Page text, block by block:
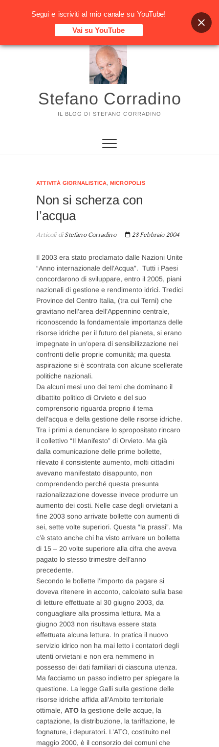
Vai
Stefano Corradino
IL BLOG DI STEFANO CORRADINO
ATTIVITÀ GIORNALISTICA, MICROPOLIS
Non si scherza con
l’acqua
Articoli diStefano Corradino 28 Febbraio 2004
Il 2003 era stato proclamato dalle Nazioni Unite
“Anno internazionale dell’Acqua”. Tutti i Paesi
concordarono di sviluppare, entro il 2005, piani
nazionali di gestione e rendimento idrici. Tredici
Province del Centro Italia, (tra cui Terni) che
gravitano nell’area dell’Appennino centrale,
riconoscendo la fondamentale importanza delle
risorse idriche per il futuro del pianeta, si erano
impegnate in un’opera di sensibilizzazione nei
confronti delle proprie comunità; ma questa
aspirazione si è scontrata con alcune scellerate
politiche nazionali.
Da alcuni mesi uno dei temi che dominano il
dibattito politico di Orvieto e del suo
comprensorio riguarda proprio il tema
dell’acqua e della gestione delle risorse idriche.
Tra i primi a denunciare lo spropositato rincaro
il collettivo “Il Manifesto” di Orvieto. Ma già
dalla comunicazione delle prime bollette,
rilevato il consistente aumento, molti cittadini
avevano manifestato disappunto, non
comprendendo perché questa presunta
razionalizzazione dovesse invece produrre un
aumento dei costi. Nelle case degli orvietani a
fine 2003 sono arrivate bollette con aumenti di
sei, sette volte superiori. Questa “la prassi”. Ma
c’è stato anche chi ha visto arrivare un bolletta
di 15 – 20 volte superiore alla cifra che aveva
pagato lo stesso trimestre dell’anno
precedente.
Secondo le bollette l’importo da pagare si
doveva ritenere in acconto, calcolato sulla base
di letture effettuate al 30 giugno 2003, da
conguagliare alla prossima lettura. Ma a
giugno 2003 non risultava essere stata
effettuata alcuna lettura. In pratica il nuovo
servizio idrico non ha mai letto i contatori degli
utenti orvietani e non era nemmeno in
possesso dei dati familiari di ciascuna utenza.
Ma facciamo un passo indietro per spiegare la
questione. La legge Galli sulla gestione delle
risorse idriche affida all’Ambito territoriale
ottimale, ATO la gestione delle acque, la
captazione, la distribuzione, la tariffazione, le
fognature, i depuratori. L’ATO, costituito nel
maggio 2000, è il consorzio dei comuni che
Segui e iscriviti al mio canale su YouTube!
Vai su YouTube